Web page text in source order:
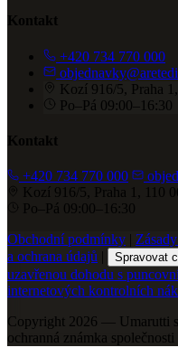
Kontakt
+420 734 770 000
Kozí 916/5, Praha
Po–Pá 09:00–16:30
Kontakt
+420 734 770 000
Kozí 916/5, Praha 1, 110
Po–Pá 09:00–16:30
Obchodní podmínky |
a ochrana údajů | Spravovat
uzavřenou dohodu s
internetových kontrolních
Copyright 2026 — Umarutti
ochranná známka